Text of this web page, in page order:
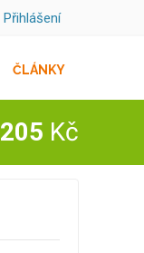
Přihlášení
ČLÁNKY
Kč